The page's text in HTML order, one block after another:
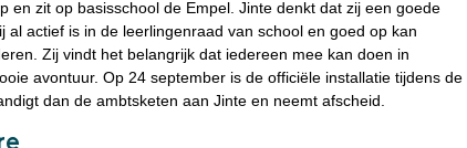
en zit op basisschool de Empel. Jinte denkt dat zij een goede
al actief is in de leerlingenraad van school en goed op kan
Zij vindt het belangrijk dat iedereen mee kan doen in
avontuur. Op 24 september is de officiële installatie tijdens de
dan de ambtsketen aan Jinte en neemt afscheid.